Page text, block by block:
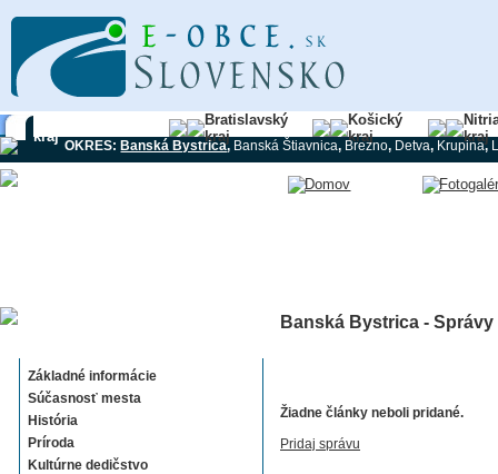
kraj
Bratislavský
kraj
Košický
kraj
kraj
OKRES: Banská Bystrica, Banská Štiavnica, Brezno, Detva, Krupina,
Základné informácie
Súčasnosť mesta
História
Príroda
Kultúrne dedičstvo
Banská Bystrica - Správy
Žiadne články neboli pridané.
Pridaj správu